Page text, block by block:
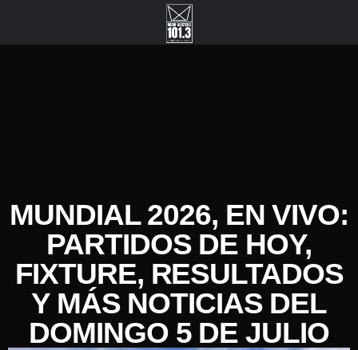
MUNDIAL 2026, EN VIVO:
PARTIDOS DE HOY,
FIXTURE, RESULTADOS
Y MÁS NOTICIAS DEL
DOMINGO 5 DE JULIO